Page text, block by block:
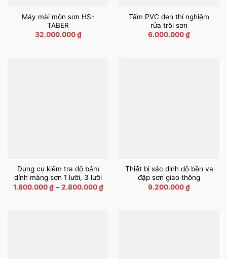
Máy mài mòn sơn HS-
TABER
32.000.000₫
Tấm PVC đen thí nghiệm
rửa trôi sơn
6.000.000₫
Dụng cụ kiểm tra độ bám
dính màng sơn 1 lưỡi, 3 lưỡi
1.800.000₫ – 2.800.000₫Khoảng
giá:
Thiết bị xác định độ bền va
đập sơn giao thông
9.200.000₫